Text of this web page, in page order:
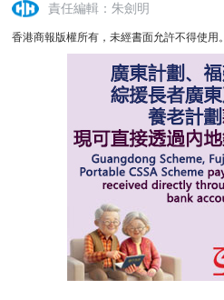
責任編輯：朱劍明
香港商報版權所有，未經書面允許不得使用。